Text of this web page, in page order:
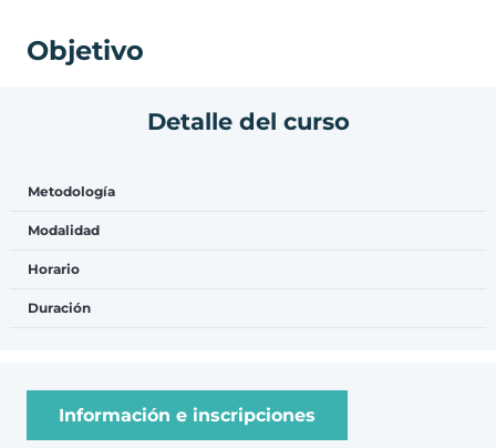
Objetivo
Módulos temáticos
Detalle del curso
Metodología
Modalidad
Horario
Duración
Información e inscripciones